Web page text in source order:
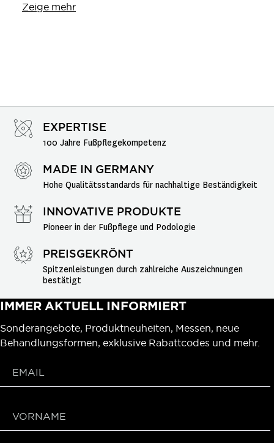
Zeige mehr
EXPERTISE
100 Jahre Fußpflegekompetenz
MADE IN GERMANY
Hohe Qualitätsstandards für nachhaltige Beständigkeit
INNOVATIVE PRODUKTE
Pioneer in der Fußpflege und Podologie
PREISGEKRÖNT
Spitzenleistungen durch zahlreiche Auszeichnungen
bestätigt
IMMER AKTUELL INFORMIERT
Sonderangebote, Produktneuheiten, Messen, neue
Behandlungsformen, exklusive Rabattcodes und mehr.